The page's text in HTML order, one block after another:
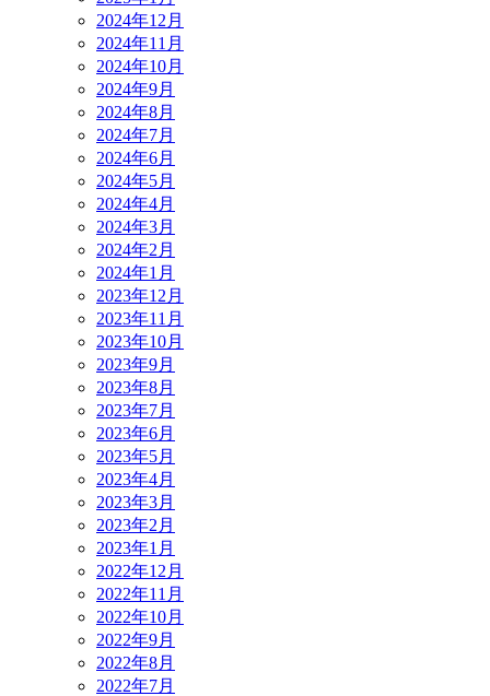
2024年12月
2024年11月
2024年10月
2024年9月
2024年8月
2024年7月
2024年6月
2024年5月
2024年4月
2024年3月
2024年2月
2024年1月
2023年12月
2023年11月
2023年10月
2023年9月
2023年8月
2023年7月
2023年6月
2023年5月
2023年4月
2023年3月
2023年2月
2023年1月
2022年12月
2022年11月
2022年10月
2022年9月
2022年8月
2022年7月